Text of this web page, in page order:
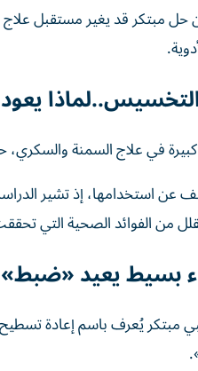
مبتكر قد يغير مستقبل علاج
عن استخدامها، إذ تشير
من الفوائد الصحية التي
بسيط يعيد
يُعرف باسم إعادة